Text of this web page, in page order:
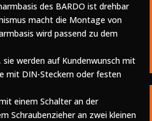
des BARDO ist drehbar
macht die Montage von
wird passend zu dem
werden auf Kundenwunsch mit
mit DIN-Steckern oder festen
einem Schalter an der
Schraubenzieher an zwei kleinen